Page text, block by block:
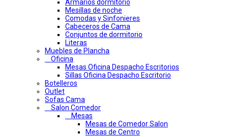
Armarios dormitorio
Mesillas de noche
Comodas y Sinfonieres
Cabeceros de Cama
Conjuntos de dormitorio
Literas
Muebles de Plancha
Oficina
Mesas Oficina Despacho Escritorios
Sillas Oficina Despacho Escritorio
Botelleros
Outlet
Sofas Cama
Salon Comedor
Mesas
Mesas de Comedor Salon
Mesas de Centro